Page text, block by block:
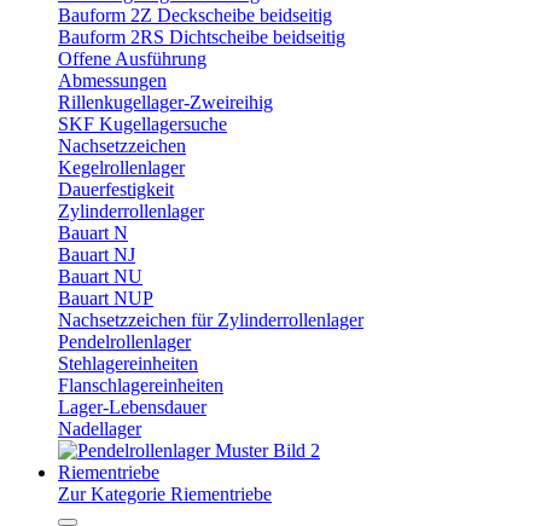
Bauform 2Z Deckscheibe beidseitig
Bauform 2RS Dichtscheibe beidseitig
Offene Ausführung
Abmessungen
Rillenkugellager-Zweireihig
SKF Kugellagersuche
Nachsetzzeichen
Kegelrollenlager
Dauerfestigkeit
Zylinderrollenlager
Bauart N
Bauart NJ
Bauart NU
Bauart NUP
Nachsetzzeichen für Zylinderrollenlager
Pendelrollenlager
Stehlagereinheiten
Flanschlagereinheiten
Lager-Lebensdauer
Nadellager
Riementriebe
Zur Kategorie Riementriebe